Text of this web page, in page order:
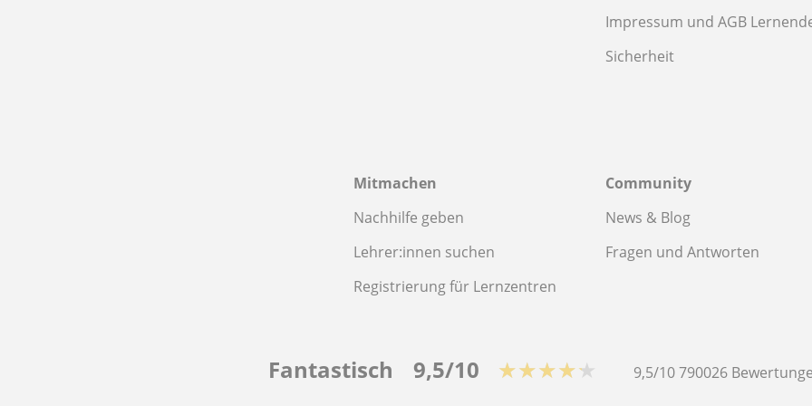
Impressum und AGB
Sicherheit
Mitmachen
Nachhilfe geben
Lehrer:innen suchen
Registrierung für Lernzentren
Community
News & Blog
Fragen und Antworten
Fantastisch 9,5/10 ★★★★★ 9,5/10790026